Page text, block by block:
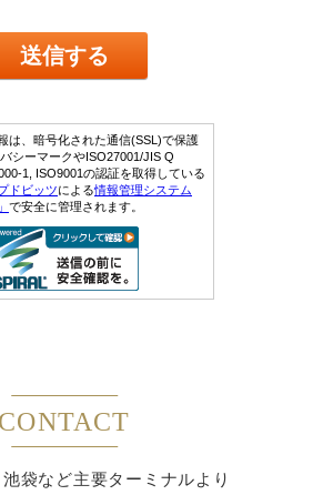
CONTACT
袋など主要ターミナルより